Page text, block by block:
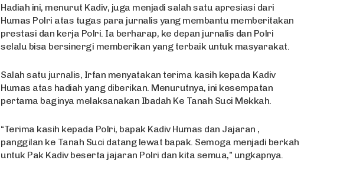
Hadiah ini, menurut Kadiv, juga menjadi salah satu apresiasi dari
Humas Polri atas tugas para jurnalis yang membantu memberitakan
prestasi dan kerja Polri. Ia berharap, ke depan jurnalis dan Polri
selalu bisa bersinergi memberikan yang terbaik untuk masyarakat.
Salah satu jurnalis, Irfan menyatakan terima kasih kepada Kadiv
Humas atas hadiah yang diberikan. Menurutnya, ini kesempatan
pertama baginya melaksanakan Ibadah Ke Tanah Suci Mekkah.
“Terima kasih kepada Polri, bapak Kadiv Humas dan Jajaran ,
panggilan ke Tanah Suci datang lewat bapak. Semoga menjadi berkah
untuk Pak Kadiv beserta jajaran Polri dan kita semua,” ungkapnya.